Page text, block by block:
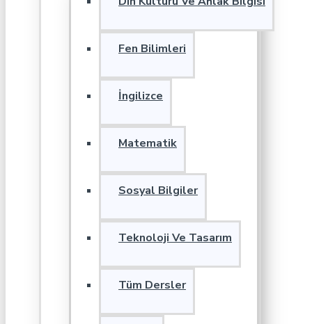
Fen Bilimleri
İngilizce
Matematik
Sosyal Bilgiler
Teknoloji Ve Tasarım
Tüm Dersler